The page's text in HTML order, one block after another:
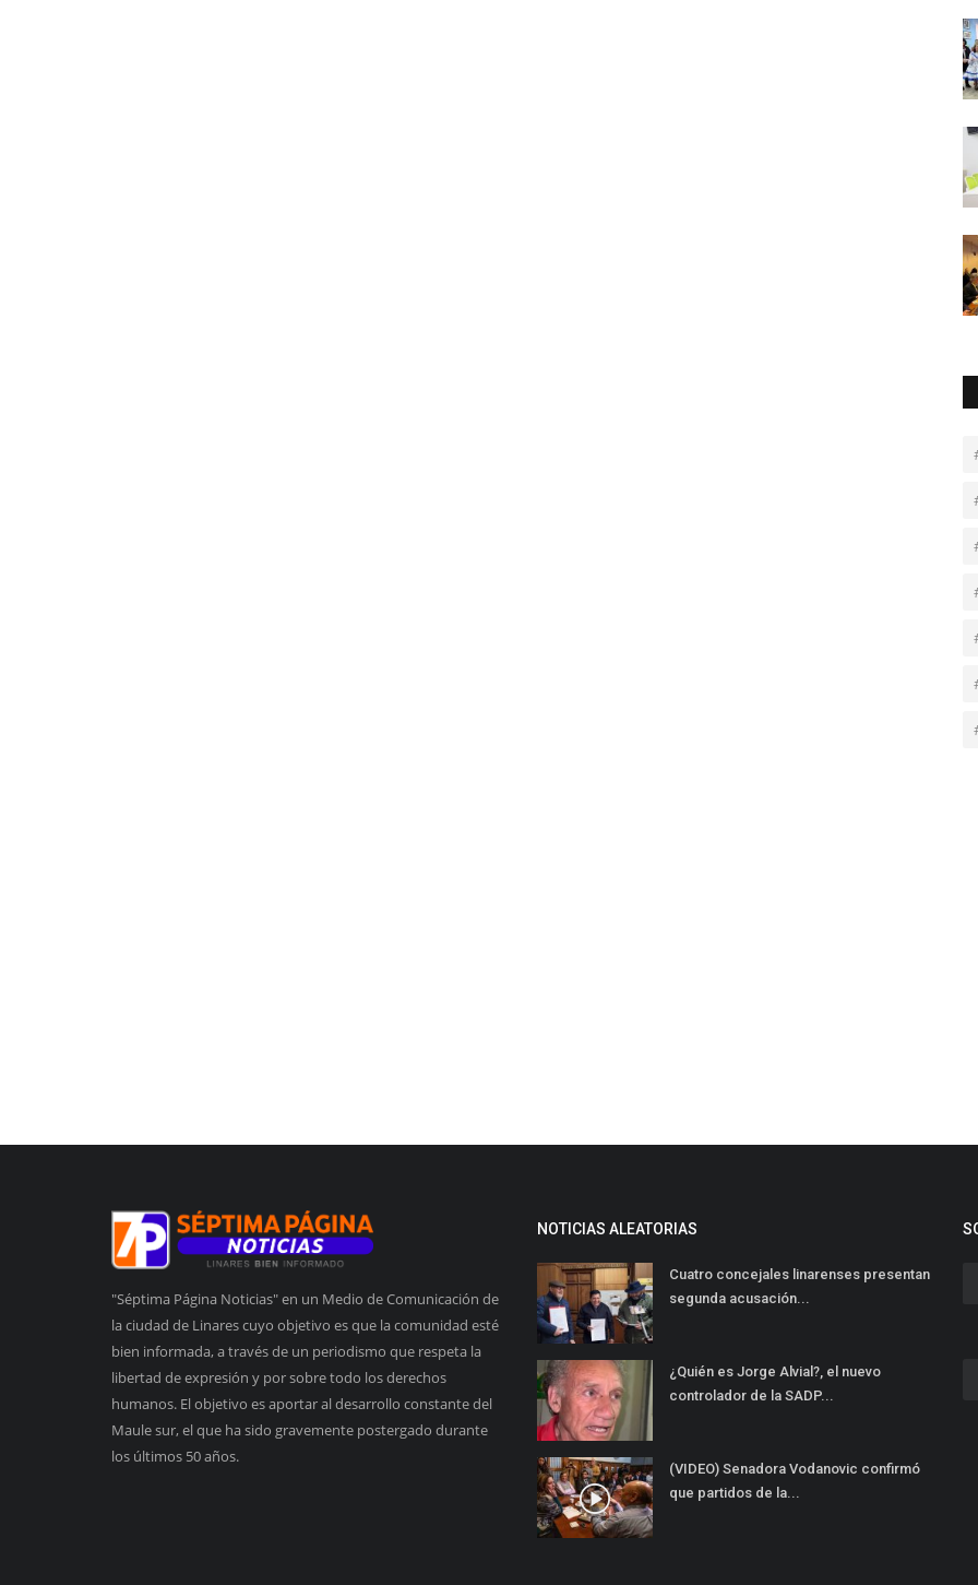
"Séptima Página Noticias" en un Medio de Comunicación de
la ciudad de Linares cuyo objetivo es que la comunidad esté
bien informada, a través de un periodismo que respeta la
libertad de expresión y por sobre todo los derechos
humanos. El objetivo es aportar al desarrollo constante del
Maule sur, el que ha sido gravemente postergado durante
los últimos 50 años.
NOTICIAS ALEATORIAS
Cuatro concejales linarenses presentan
segunda acusación...
¿Quién es Jorge Alvial?, el nuevo
controlador de la SADP...
(VIDEO) Senadora Vodanovic confirmó
que partidos de la...